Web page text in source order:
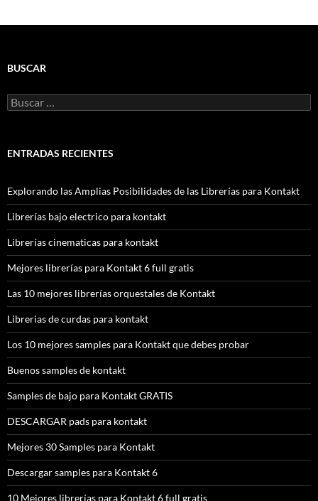
BUSCAR
Buscar:
ENTRADAS RECIENTES
Explorando las Amplias Posibilidades de las Librerías para Kontakt
Librerías bajo electrico para kontakt
Librerías cinematicas para kontakt
Mejores librerías para Kontakt 6 full gratis
Las 10 mejores librerías orquestales de Kontakt
Librerias de curdas para kontakt
Los 10 mejores samples para Kontakt que debes probar
Buenos samples de kontakt
Samples de bajo para Kontakt GRATIS
DESCARGAR pads para kontakt
Mejores 30 Samples para Kontakt
Descargar samples para Kontakt 6
10 Mejores librerías para Kontakt 6 full gratis